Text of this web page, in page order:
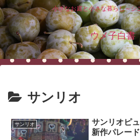
小さなお庭と小さな暮らし～シ
ウメ子白書
サンリオ
サンリオ
サンリオピ
新作パレー